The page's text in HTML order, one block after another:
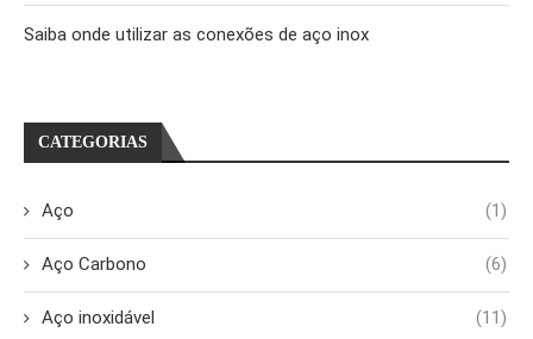
Saiba onde utilizar as conexões de aço inox
CATEGORIAS
Aço (1)
Aço Carbono (6)
Aço inoxidável (11)